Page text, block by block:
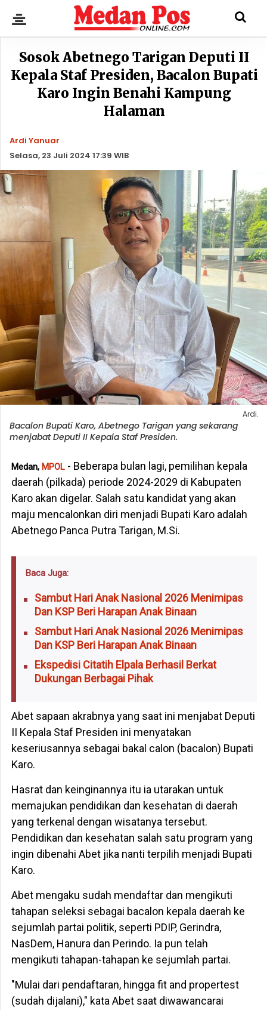
Sosok Abetnego Tarigan Deputi II
Kepala Staf Presiden, Bacalon Bupati
Karo Ingin Benahi Kampung
Halaman
Ardi Yanuar
Selasa, 23 Juli 2024 17:39 WIB
Ardi.
Bacalon Bupati Karo, Abetnego Tarigan yang sekarang
menjabat Deputi II Kepala Staf Presiden.
Medan, MPOL- Beberapa bulan lagi, pemilihan kepala
daerah (pilkada) periode 2024-2029 di Kabupaten
Karo akan digelar. Salah satu kandidat yang akan
maju mencalonkan diri menjadi Bupati Karo adalah
Abetnego Panca Putra Tarigan, M.Si.
Baca Juga:
Sambut Hari Anak Nasional 2026 Menimipas
Dan KSP Beri Harapan Anak Binaan
Sambut Hari Anak Nasional 2026 Menimipas
Dan KSP Beri Harapan Anak Binaan
Ekspedisi Citatih Elpala Berhasil Berkat
Dukungan Berbagai Pihak
Abet sapaan akrabnya yang saat ini menjabat Deputi
II Kepala Staf Presiden ini menyatakan
keseriusannya sebagai bakal calon (bacalon) Bupati
Karo.
Hasrat dan keinginannya itu ia utarakan untuk
memajukan pendidikan dan kesehatan di daerah
yang terkenal dengan wisatanya tersebut.
Pendidikan dan kesehatan salah satu program yang
ingin dibenahi Abet jika nanti terpilih menjadi Bupati
Karo.
Abet mengaku sudah mendaftar dan mengikuti
tahapan seleksi sebagai bacalon kepala daerah ke
sejumlah partai politik, seperti PDIP, Gerindra,
NasDem, Hanura dan Perindo. Ia pun telah
mengikuti tahapan-tahapan ke sejumlah partai.
"Mulai dari pendaftaran, hingga fit and propertest
(sudah dijalani)," kata Abet saat diwawancarai